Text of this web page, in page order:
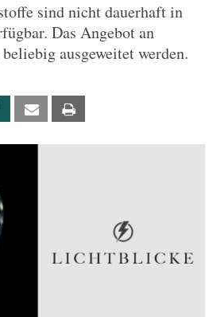
sind nicht dauerhaft in
Das Angebot an
ausgeweitet werden.
Xing Email